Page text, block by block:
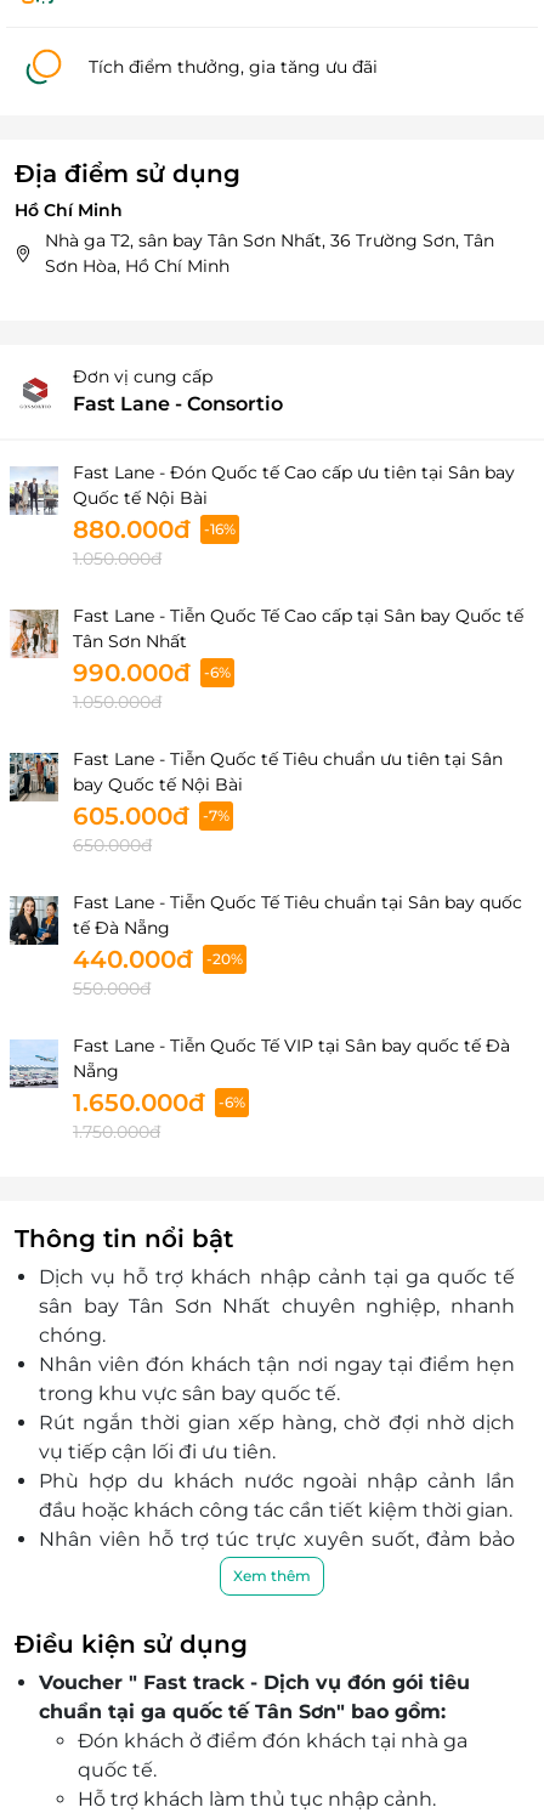
Tích điểm thưởng, gia tăng ưu đãi
Địa điểm sử dụng
Hồ Chí Minh
Nhà ga T2, sân bay Tân Sơn Nhất, 36 Trường Sơn, Tân
Sơn Hòa, Hồ Chí Minh
Đơn vị cung cấp
Fast Lane - Consortio
Fast Lane - Đón Quốc tế Cao cấp ưu tiên tại Sân bay
Quốc tế Nội Bài
880.000đ -16%
1.050.000đ
Fast Lane - Tiễn Quốc Tế Cao cấp tại Sân bay Quốc tế
Tân Sơn Nhất
990.000đ -6%
1.050.000đ
Fast Lane - Tiễn Quốc tế Tiêu chuẩn ưu tiên tại Sân
bay Quốc tế Nội Bài
605.000đ -7%
650.000đ
Fast Lane - Tiễn Quốc Tế Tiêu chuẩn tại Sân bay quốc
tế Đà Nẵng
440.000đ -20%
550.000đ
Fast Lane - Tiễn Quốc Tế VIP tại Sân bay quốc tế Đà
Nẵng
1.650.000đ -6%
1.750.000đ
Thông tin nổi bật
Dịch vụ hỗ trợ khách nhập cảnh tại ga quốc tế
sân bay Tân Sơn Nhất chuyên nghiệp, nhanh
chóng.
Nhân viên đón khách tận nơi ngay tại điểm hẹn
trong khu vực sân bay quốc tế.
Rút ngắn thời gian xếp hàng, chờ đợi nhờ dịch
vụ tiếp cận lối đi ưu tiên.
Phù hợp du khách nước ngoài nhập cảnh lần
đầu hoặc khách công tác cần tiết kiệm thời gian.
Nhân viên hỗ trợ túc trực xuyên suốt, đảm bảo
trải nghiệm trọn vẹn và an tâm.
Dễ dàng đặt chỗ, xác nhận nhanh chóng qua hệ
thống tiện lợi của LifeLink.
Đối tác uy tín – Way2go đồng hành cùng hàng
nghìn du khách quốc tế mỗi năm.
Ưu đãi đặc biệt chỉ có tại LifeLink – Đặt nhanh,
không lo giá cao giờ cao điểm.
Xem thêm
Điều kiện sử dụng
Voucher " Fast track - Dịch vụ đón gói tiêu
chuẩn tại ga quốc tế Tân Sơn" bao gồm:
Đón khách ở điểm đón khách tại nhà ga
quốc tế.
Hỗ trợ khách làm thủ tục nhập cảnh.